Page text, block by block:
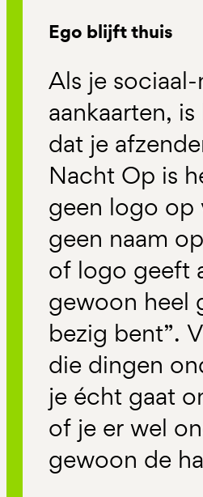
Ego blijft thuis
Als je
aankaarten,
dat je
Nacht Op is
geen logo op
geen naam
of logo geeft
gewoon heel
bezig bent”.
die dingen
je écht gaat
of je er wel
gewoon de